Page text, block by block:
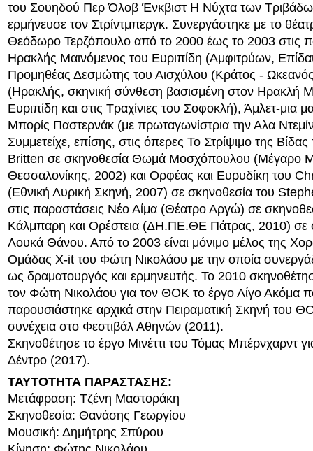
του Σουηδού Περ Όλοβ Ένκβιστ Η Νύχτα των
ερμήνευσε τον Στρίντμπεργκ. Συνεργάστηκε με το
Θεόδωρο Τερζόπουλο από το 2000 έως το 2003 στις
Ηρακλής Μαινόμενος του Ευριπίδη (Αμφιτρύων,
Προμηθέας Δεσμώτης του Αισχύλου (Κράτος -
(Ηρακλής, σκηνική σύνθεση βασισμένη στον Ηρακλή
Ευριπίδη και στις Τραχίνιες του Σοφοκλή), Άμλετ-μια
Μπορίς Παστερνάκ (με πρωταγωνίστρια την Αλα
Συμμετείχε, επίσης, στις όπερες Το Στρίψιμο της
Britten σε σκηνοθεσία Θωμά Μοσχόπουλου (Μέγαρο
Θεσσαλονίκης, 2002) και Ορφέας και Ευρυδίκη του
(Εθνική Λυρική Σκηνή, 2007) σε σκηνοθεσία του
στις παραστάσεις Νέο Αίμα (Θέατρο Αργώ) σε
Κάλμπαρη και Ορέστεια (ΔΗ.ΠΕ.ΘΕ Πάτρας, 2010) σε
Λουκά Θάνου. Από το 2003 είναι μόνιμο μέλος της
Ομάδας X-it του Φώτη Νικολάου με την οποία
ως δραματουργός και ερμηνευτής. Το 2010
τον Φώτη Νικολάου για τον ΘΟΚ το έργο Λίγο Ακόμα
παρουσιάστηκε αρχικά στην Πειραματική Σκηνή του
συνέχεια στο Φεστιβάλ Αθηνών (2011).
Σκηνοθέτησε το έργο Μινέττι του Τόμας Μπέρνχαρντ
Δέντρο (2017).
ΤΑΥΤΟΤΗΤΑ ΠΑΡΑΣΤΑΣΗΣ:
Μετάφραση: Τζένη Μαστοράκη
Σκηνοθεσία: Θανάσης Γεωργίου
Μουσική: Δημήτρης Σπύρου